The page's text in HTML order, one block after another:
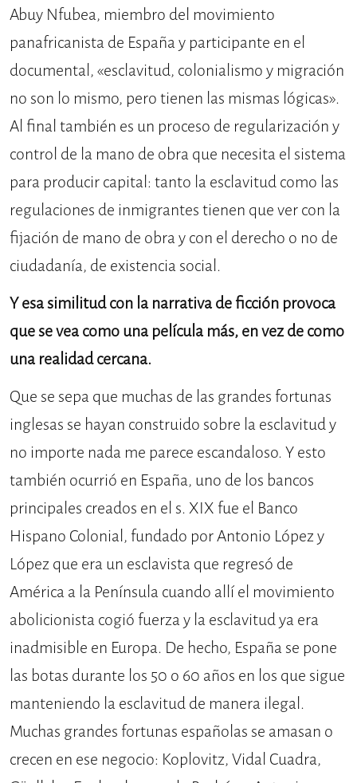
Abuy Nfubea, miembro del movimiento
panafricanista de España y participante en el
documental, «esclavitud, colonialismo y migración
no son lo mismo, pero tienen las mismas lógicas».
Al final también es un proceso de regularización y
control de la mano de obra que necesita el sistema
para producir capital: tanto la esclavitud como las
regulaciones de inmigrantes tienen que ver con la
fijación de mano de obra y con el derecho o no de
ciudadanía, de existencia social.
Y esa similitud con la narrativa de ficción provoca
que se vea como una película más, en vez de como
una realidad cercana.
Que se sepa que muchas de las grandes fortunas
inglesas se hayan construido sobre la esclavitud y
no importe nada me parece escandaloso. Y esto
también ocurrió en España, uno de los bancos
principales creados en el s. XIX fue el Banco
Hispano Colonial, fundado por Antonio López y
López que era un esclavista que regresó de
América a la Península cuando allí el movimiento
abolicionista cogió fuerza y la esclavitud ya era
inadmisible en Europa. De hecho, España se pone
las botas durante los 50 o 60 años en los que sigue
manteniendo la esclavitud de manera ilegal.
Muchas grandes fortunas españolas se amasan o
crecen en ese negocio: Koplovitz, Vidal Cuadra,